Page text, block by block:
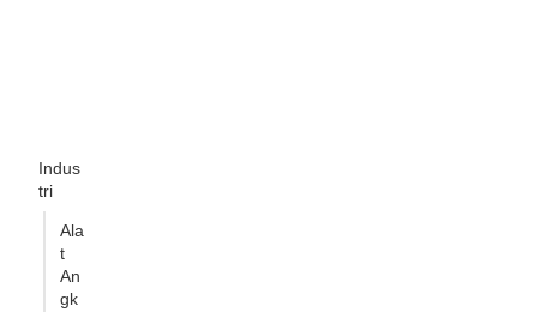
Indus
tri
Ala
t
An
gk